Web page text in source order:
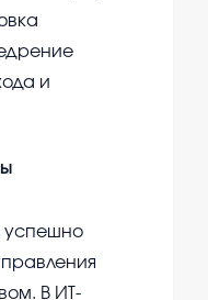
и
успешно
В ИТ-